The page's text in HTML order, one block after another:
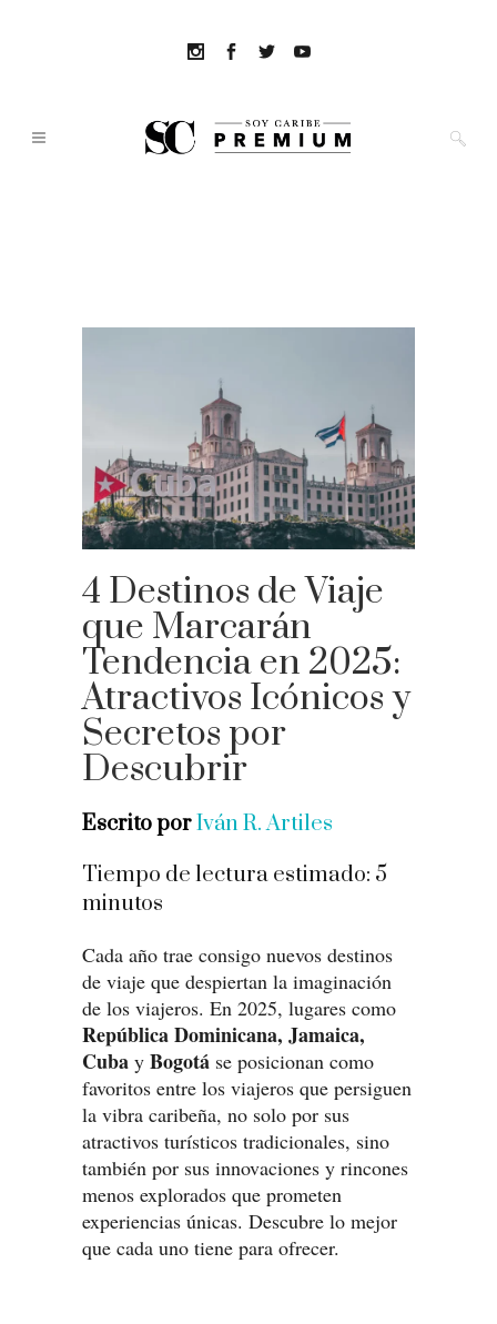
4 Destinos de Viaje
que Marcarán
Tendencia en 2025:
Atractivos Icónicos y
Secretos por
Descubrir
Escrito porIván R. Artiles
Tiempo de lectura estimado: 5
minutos
Cada año trae consigo nuevos destinos
de viaje que despiertan la imaginación
de los viajeros. En 2025, lugares como
República Dominicana, Jamaica,
Cuba y Bogotá se posicionan como
favoritos entre los viajeros que persiguen
la vibra caribeña, no solo por sus
atractivos turísticos tradicionales, sino
también por sus innovaciones y rincones
menos explorados que prometen
experiencias únicas. Descubre lo mejor
que cada uno tiene para ofrecer.